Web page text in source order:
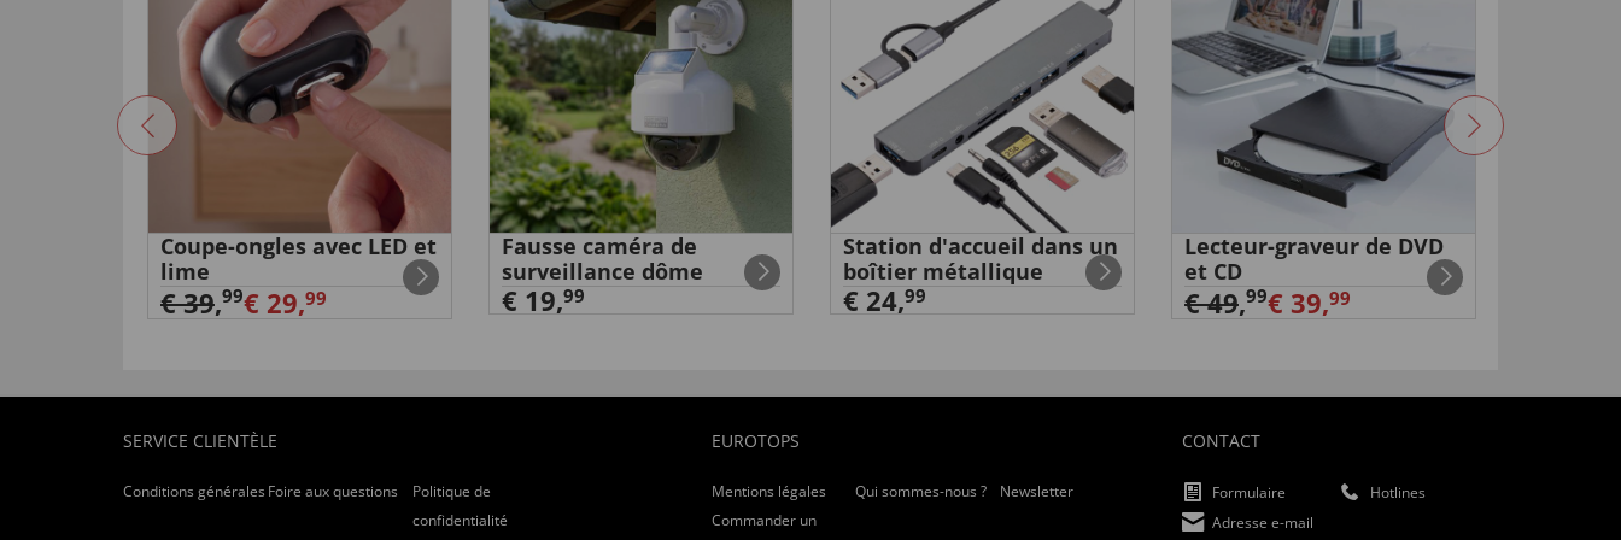
Coupe-ongles avec LED et
lime
€ 39,99€ 29,99
Fausse caméra de
surveillance dôme
€ 19,99
Station d'accueil dans un
boîtier métallique
€ 24,99
Lecteur-graveur de DVD
et CD
€ 49,99€ 39,99
SERVICE CLIENTÈLE
Conditions générales Foire aux questions
Politique de
confidentialité
EUROTOPS
Mentions légales Qui sommes-nous ?
Newsletter
Commander un
CONTACT
Formulaire
Hotlines
Adresse e-mail